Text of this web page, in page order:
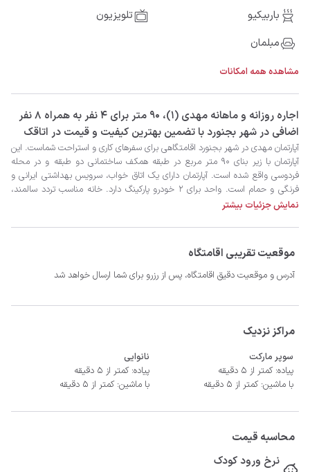
باربیکیو
تلویزیون
مبلمان
مشاهده همه امکانات
‫‫اجاره روزانه و ماهانه مهدی (1)، 90 متر برای 4 نفر به همراه 8 نفر
اضافی در شهر بجنورد با تضمین بهترین کیفیت و قیمت در اتاقک
- فاصله تا مراکز درمانی 4 دقیقه با خودرو
نمایش جزئیات بیشتر
موقعیت تقریبی اقامتگاه
آدرس و موقعیت دقیق اقامتگاه، پس از رزرو برای شما ارسال خواهد شد
مراکز نزدیک
سوپر مارکت
پیاده: کمتر از 5 دقیقه
با ماشین: کمتر از 5 دقیقه
نانوایی
پیاده: کمتر از 5 دقیقه
با ماشین: کمتر از 5 دقیقه
محاسبه قیمت
نرخ ورود کودک